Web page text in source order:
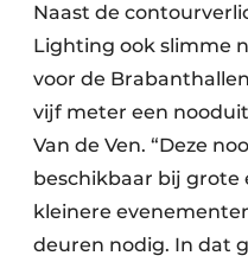
Naast de
Lighting ook slimme
voor de
vijf meter een
Van de Ven. “Deze
beschikbaar bij grote
kleinere
deuren nodig. In dat